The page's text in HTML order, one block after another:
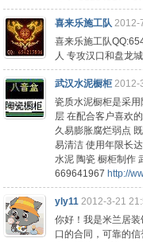
喜来乐施工队 2012-
喜来乐施工队
人 专攻汉口和盘龙
武汉水泥橱柜 2012-
瓷质水泥橱柜是采
层 在配合客户喜欢
久易膨胀腐烂弱点
易清洁 使用年限长
水泥 陶瓷 橱柜制作
669641967 http://
yly11 2012-3-21
你好！我是米兰居
口的合同，可靠的